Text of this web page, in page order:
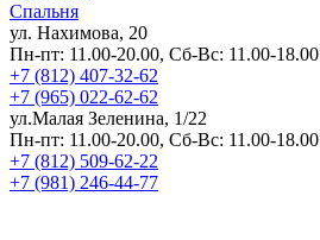
Спальня
ул. Нахимова, 20
Пн-пт: 11.00-20.00, Сб-Вс: 11.00-18.00
+7 (812) 407-32-62
+7 (965) 022-62-62
ул.Малая Зеленина, 1/22
Пн-пт: 11.00-20.00, Сб-Вс: 11.00-18.00
+7 (812) 509-62-22
+7 (981) 246-44-77